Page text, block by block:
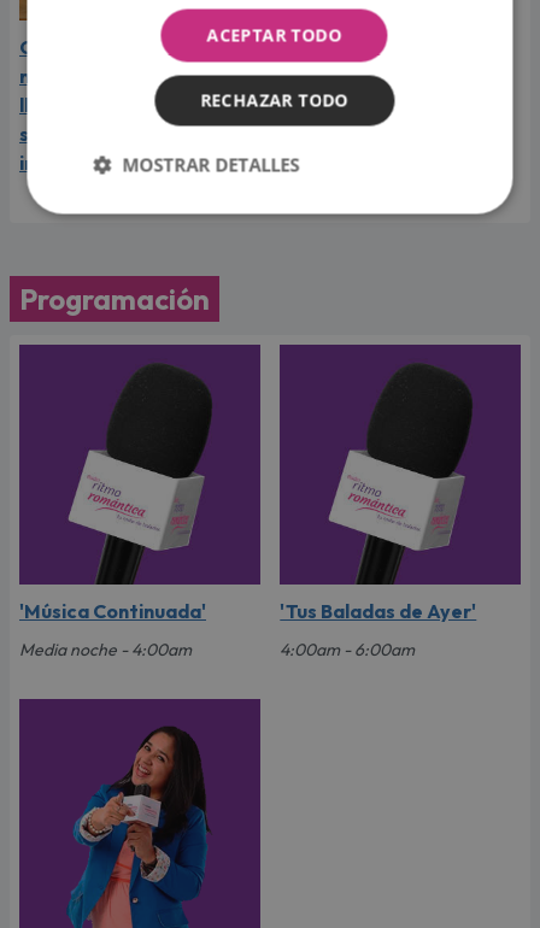
Carín León vive el mejor
momento de su carrera y
llega a Lima en el año de
su consagración
internacional
Programación
'Música Continuada'
Media noche - 4:00am
'Tus Baladas de Ayer'
4:00am - 6:00am
ACEPTAR TODO
RECHAZAR TODO
MOSTRAR DETALLES